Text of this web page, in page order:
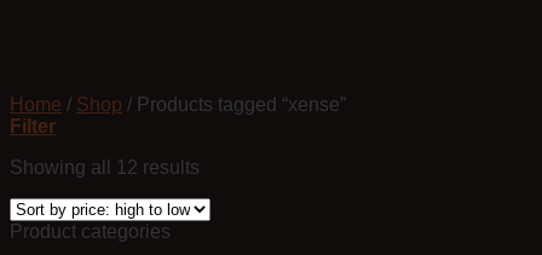
Home / Shop / Products tagged “xense”
Filter
Showing all 12 results
Product categories